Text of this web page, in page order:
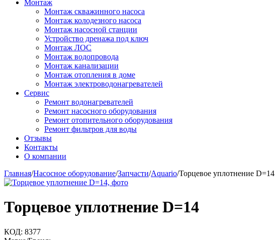
Монтаж
Монтаж скважинного насоса
Монтаж колодезного насоса
Монтаж насосной станции
Устройство дренажа под ключ
Монтаж ЛОС
Монтаж водопровода
Монтаж канализации
Монтаж отопления в доме
Монтаж электроводонагревателей
Сервис
Ремонт водонагревателей
Ремонт насосного оборудования
Ремонт отопительного оборудования
Ремонт фильтров для воды
Отзывы
Контакты
О компании
Главная/Насосное оборудование/Запчасти/Aquario/Торцевое уплотнение D=14
Торцевое уплотнение D=14
КОД: 8377